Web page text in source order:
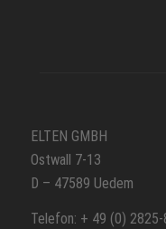
ELTEN GMBH
Ostwall 7-13
D – 47589 Uedem
Telefon: + 49 (0)